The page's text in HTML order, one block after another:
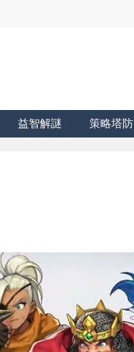
益智解謎 策略塔防